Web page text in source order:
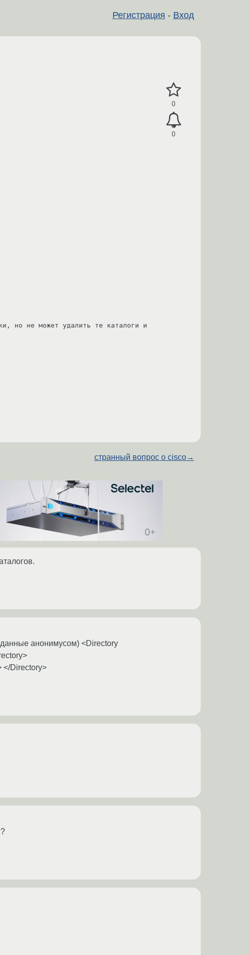
Регистрация - Вход
0
0
но не может удалить те каталоги и
странный вопрос о cisco→
анонимусом) <Directory
</Directory>